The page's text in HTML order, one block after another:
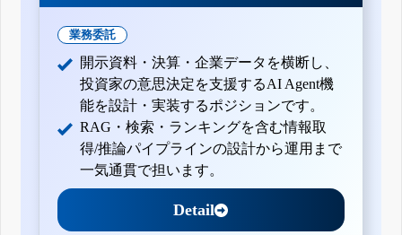
業務委託
開示資料・決算・企業データを横断し、
投資家の意思決定を支援するAI Agent機
能を設計・実装するポジションです。
RAG・検索・ランキングを含む情報取
得/推論パイプラインの設計から運用まで
一気通貫で担います。
Detail